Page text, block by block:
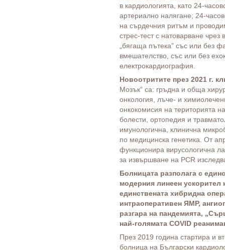
в кардиологията, като 24-
артериално налягане; 24-
на сърдечния ритъм и
стрес-тест с натоварване
„бягаща пътека” със или без
вмешателство, със или без
електрокардиография.
Новоотритите през 2021 г.
Мозък“ са: гръдна и обща
онкология, лъче- и
онкокомисия на територията
болести, ортопедия и
имунологична, клинична
по медицинска генетика. От
функционира вирусологична
за извършване на PCR
Болницата разполага с
модерния линеен ускорител
единствената хибридна
интраоперативен ЯМР,
разгара на пандемията,
най-голямата COVID
През 2019 година стартира и
болница на Български